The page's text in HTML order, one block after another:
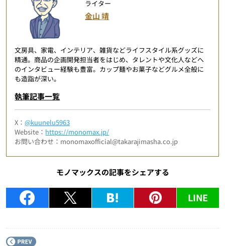
ライター
金山 靖
文房具、家電、インテリア、雑貨などライフスタイル系グッズに
精通。商品の企画開発担当者をはじめ、タレントや文化人などへ
のインタビュー経験も豊富。カップ麺やお菓子などグルメ全般に
も造詣が深い。
執筆記事一覧
X：@kuunelu5963
Website： https://monomax.jp/
お問い合わせ：monomaxofficial@takarajimasha.co.jp
モノマックスの記事をシェアする
LINE